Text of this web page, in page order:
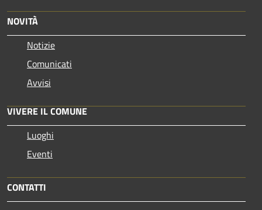
NOVITÀ
Notizie
Comunicati
Avvisi
VIVERE IL COMUNE
Luoghi
Eventi
CONTATTI